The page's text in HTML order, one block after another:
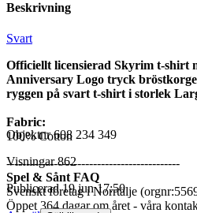
Beskrivning
Svart
Officiellt licensierad Skyrim t-shirt
Anniversary Logo tryck
ryggen på svart t-shirt i storlek
Fabric:
100% Cotton
--------------------------------------------
Spel & Sånt FAQ
Svenskt företag i Norrtälje
Öppet 364 dagar om året - våra
Objektnr 608 234 349
Visningar 862
Publicerad 19 jun 17:50